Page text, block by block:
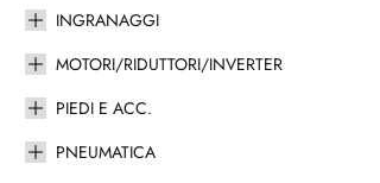
INGRANAGGI
MOTORI/RIDUTTORI/INVERTER
PIEDI E ACC.
PNEUMATICA